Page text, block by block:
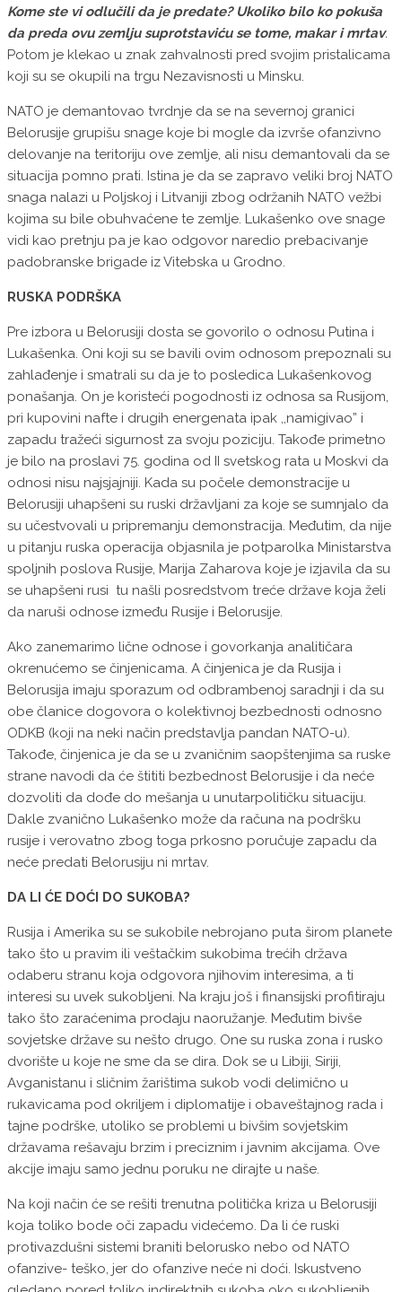
Kome ste vi odlučili da je predate? Ukoliko bilo ko pokuša
da preda ovu zemlju suprotstaviću se tome, makar i mrtav.
Potom je klekao u znak zahvalnosti pred svojim pristalicama
koji su se okupili na trgu Nezavisnosti u Minsku.
NATO je demantovao tvrdnje da se na severnoj granici
Belorusije grupišu snage koje bi mogle da izvrše ofanzivno
delovanje na teritoriju ove zemlje, ali nisu demantovali da se
situacija pomno prati. Istina je da se zapravo veliki broj NATO
snaga nalazi u Poljskoj i Litvaniji zbog održanih NATO vežbi
kojima su bile obuhvaćene te zemlje. Lukašenko ove snage
vidi kao pretnju pa je kao odgovor naredio prebacivanje
padobranske brigade iz Vitebska u Grodno.
RUSKA PODRŠKA
Pre izbora u Belorusiji dosta se govorilo o odnosu Putina i
Lukašenka. Oni koji su se bavili ovim odnosom prepoznali su
zahlađenje i smatrali su da je to posledica Lukašenkovog
ponašanja. On je koristeći pogodnosti iz odnosa sa Rusijom,
pri kupovini nafte i drugih energenata ipak ,,namigivao” i
zapadu tražeći sigurnost za svoju poziciju. Takođe primetno
je bilo na proslavi 75. godina od II svetskog rata u Moskvi da
odnosi nisu najsjajniji. Kada su počele demonstracije u
Belorusiji uhapšeni su ruski državljani za koje se sumnjalo da
su učestvovali u pripremanju demonstracija. Međutim, da nije
u pitanju ruska operacija objasnila je potparolka Ministarstva
spoljnih poslova Rusije, Marija Zaharova koje je izjavila da su
se uhapšeni rusi tu našli posredstvom treće države koja želi
da naruši odnose između Rusije i Belorusije.
Ako zanemarimo lične odnose i govorkanja analitičara
okrenućemo se činjenicama. A činjenica je da Rusija i
Belorusija imaju sporazum od odbrambenoj saradnji i da su
obe članice dogovora o kolektivnoj bezbednosti odnosno
ODKB (koji na neki način predstavlja pandan NATO-u).
Takođe, činjenica je da se u zvaničnim saopštenjima sa ruske
strane navodi da će štititi bezbednost Belorusije i da neće
dozvoliti da dođe do mešanja u unutarpolitičku situaciju.
Dakle zvanično Lukašenko može da računa na podršku
rusije i verovatno zbog toga prkosno poručuje zapadu da
neće predati Belorusiju ni mrtav.
DA LI ĆE DOĆI DO SUKOBA?
Rusija i Amerika su se sukobile nebrojano puta širom planete
tako što u pravim ili veštačkim sukobima trećih država
odaberu stranu koja odgovora njihovim interesima, a ti
interesi su uvek sukobljeni. Na kraju još i finansijski profitiraju
tako što zaraćenima prodaju naoružanje. Međutim bivše
sovjetske države su nešto drugo. One su ruska zona i rusko
dvorište u koje ne sme da se dira. Dok se u Libiji, Siriji,
Avganistanu i sličnim žarištima sukob vodi delimično u
rukavicama pod okriljem i diplomatije i obaveštajnog rada i
tajne podrške, utoliko se problemi u bivšim sovjetskim
državama rešavaju brzim i preciznim i javnim akcijama. Ove
akcije imaju samo jednu poruku ne dirajte u naše.
Na koji način će se rešiti trenutna politička kriza u Belorusiji
koja toliko bode oči zapadu videćemo. Da li će ruski
protivazdušni sistemi braniti belorusko nebo od NATO
ofanzive- teško, jer do ofanzive neće ni doći. Iskustveno